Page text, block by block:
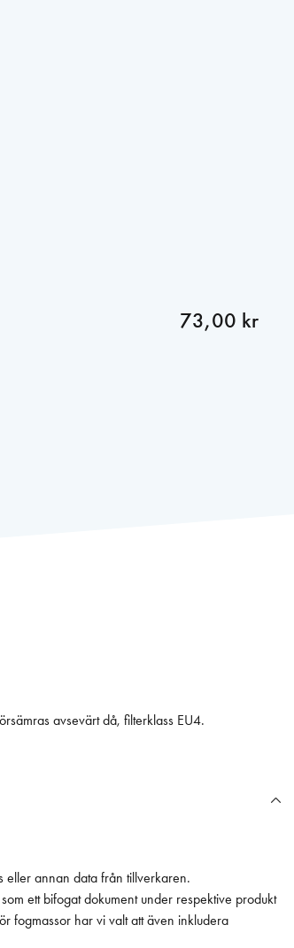
73,00 kr
eller annan data från tillverkaren.
ett bifogat dokument under respektive produkt
fogmassor har vi valt att även inkludera
avsevärt då, filterklass EU4.